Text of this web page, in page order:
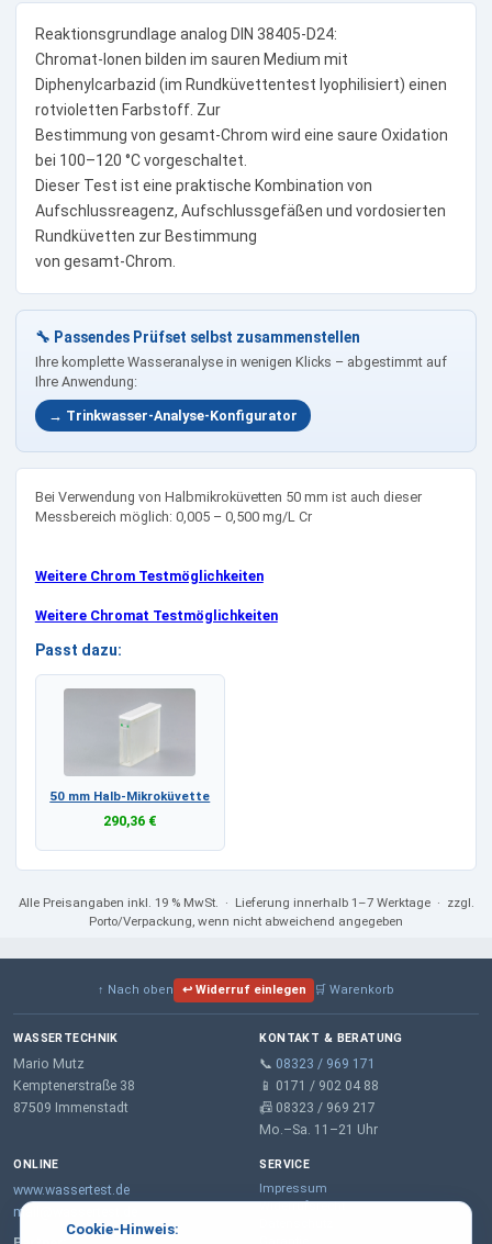
Cookie-Hinweis:
Reaktionsgrundlage analog DIN 38405-D24:
Chromat-Ionen bilden im sauren Medium mit
Diphenylcarbazid (im Rundküvettentest lyophilisiert) einen
rotvioletten Farbstoff. Zur
Bestimmung von gesamt-Chrom wird eine saure Oxidation
bei 100–120 °C vorgeschaltet.
Dieser Test ist eine praktische Kombination von
Aufschlussreagenz, Aufschlussgefäßen und vordosierten
Rundküvetten zur Bestimmung
von gesamt-Chrom.
🔧 Passendes Prüfset selbst zusammenstellen
Ihre komplette Wasseranalyse in wenigen Klicks – abgestimmt auf
Ihre Anwendung:
→ Trinkwasser-Analyse-Konfigurator
Bei Verwendung von Halbmikroküvetten 50 mm ist auch dieser
Messbereich möglich: 0,005 – 0,500 mg/L Cr
Weitere Chrom Testmöglichkeiten
Weitere Chromat Testmöglichkeiten
Passt dazu:
50 mm Halb-Mikroküvette
290,36 €
Alle Preisangaben inkl. 19 % MwSt. · Lieferung innerhalb 1–7 Werktage · zzgl.
Porto/Verpackung, wenn nicht abweichend angegeben
↑ Nach oben ↩ Widerruf einlegen 🛒 Warenkorb
WASSERTECHNIK
Mario Mutz
Kemptenerstraße 38
87509 Immenstadt
KONTAKT & BERATUNG
📞 08323 / 969 171
📱 0171 / 902 04 88
📠 08323 / 969 217
Mo.–Sa. 11–21 Uhr
ONLINE
www.wassertest.de
mail@wassertest.de
SERVICE
Impressum
Widerrufsrecht